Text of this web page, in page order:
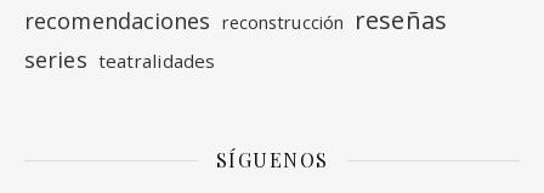
recomendaciones reconstrucción reseñas
series teatralidades
SÍGUENOS